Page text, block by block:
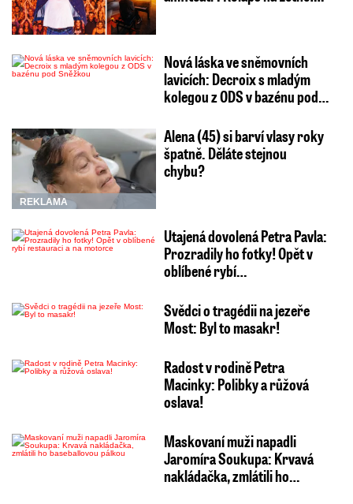
Nová láska ve sněmovních
lavicích: Decroix s mladým
kolegou z ODS v bazénu pod…
REKLAMA
Alena (45) si barví vlasy roky
špatně. Děláte stejnou
chybu?
Utajená dovolená Petra Pavla:
Prozradily ho fotky! Opět v
oblíbené rybí…
Svědci o tragédii na jezeře
Most: Byl to masakr!
Radost v rodině Petra
Macinky: Polibky a růžová
oslava!
Maskovaní muži napadli
Jaromíra Soukupa: Krvavá
nakládačka, zmlátili ho…